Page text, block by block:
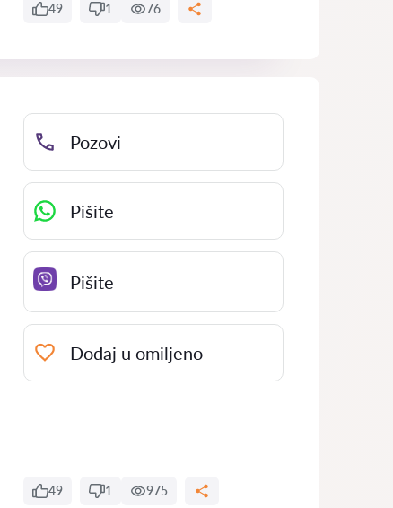
49 1 76
Pozovi
Pišite
Pišite
Dodaj u omiljeno
49 1 975